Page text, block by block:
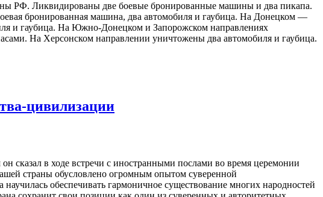
РФ. Ликвидированы две боевые бронированные машины и два пикапа.
бронированная машина, два автомобиля и гаубица. На Донецком —
и гаубица. На Южно-Донецком и Запорожском направлениях
На Херсонском направлении уничтожены два автомобиля и гаубица.
цивилизации
в ходе встречи с иностранными послами во время церемонии
страны обусловлено огромным опытом суверенной
научилась обеспечивать гармоничное существование многих народностей